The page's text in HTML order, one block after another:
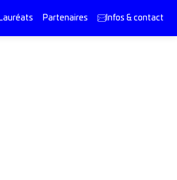
Lauréats Partenaires Infos & contact